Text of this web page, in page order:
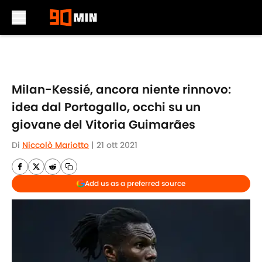
Milan-Kessié, ancora niente rinnovo:
idea dal Portogallo, occhi su un
giovane del Vitoria Guimarães
Di Niccolò Mariotto | 21 ott 2021
Add us as a preferred source